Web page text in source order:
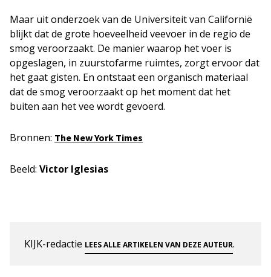
Maar uit onderzoek van de Universiteit van Californië
blijkt dat de grote hoeveelheid veevoer in de regio de
smog veroorzaakt. De manier waarop het voer is
opgeslagen, in zuurstofarme ruimtes, zorgt ervoor dat
het gaat gisten. En ontstaat een organisch materiaal
dat de smog veroorzaakt op het moment dat het
buiten aan het vee wordt gevoerd.
Bronnen: The New York Times
Beeld: Victor Iglesias
KIJK-redactie LEES ALLE ARTIKELEN VAN DEZE AUTEUR.